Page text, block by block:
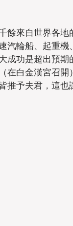
餘來自世界各
汽輪船、起重
成功是超出預
在白金漢宮召
推予夫君，這